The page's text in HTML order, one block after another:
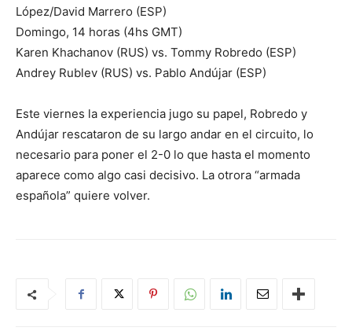
López/David Marrero (ESP)
Domingo, 14 horas (4hs GMT)
Karen Khachanov (RUS) vs. Tommy Robredo (ESP)
Andrey Rublev (RUS) vs. Pablo Andújar (ESP)
Este viernes la experiencia jugo su papel, Robredo y
Andújar rescataron de su largo andar en el circuito, lo
necesario para poner el 2-0 lo que hasta el momento
aparece como algo casi decisivo. La otrora “armada
española” quiere volver.